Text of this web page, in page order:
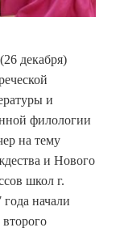
декабря)
и
филологии
на тему
и Нового
школ г.
начали
второго